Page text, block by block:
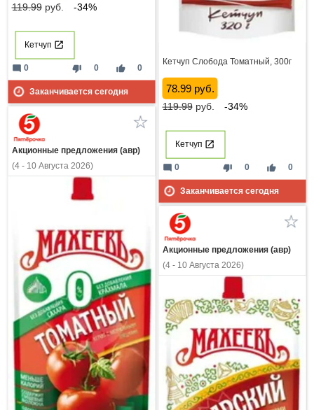
119.99руб. -34%
Кетчуп
thumb_down 0 thumb_up 0
mode_comment 0
Заканчивается сегодня
Кетчуп Слобода Томатный, 300г
78.99 руб.
119.99руб. -34%
Кетчуп
thumb_down 0 thumb_up 0
mode_comment 0
Заканчивается сегодня
Акционные предложения (авр)
(4 - 10 Августа 2026)
Акционные предложения (авр)
(4 - 10 Августа 2026)